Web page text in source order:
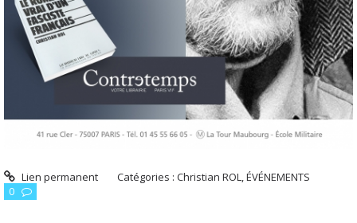
Lien permanent Catégories :Christian ROL,ÉVÉNEMENTS
0